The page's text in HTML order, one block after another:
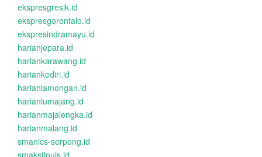
ekspresgresik.id
ekspresgorontalo.id
ekspresindramayu.id
harianjepara.id
hariankarawang.id
hariankediri.id
harianlamongan.id
harianlumajang.id
harianmajalengka.id
harianmalang.id
smanics-serpong.id
smakstlouis.id